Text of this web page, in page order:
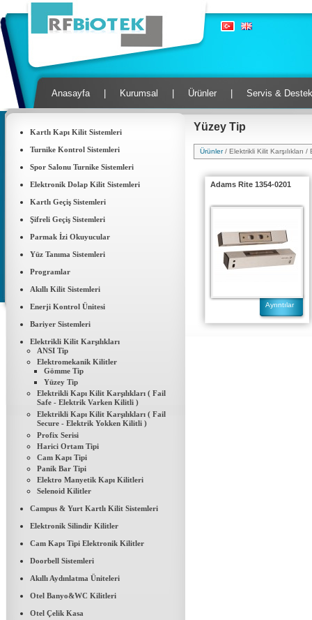
Anasayfa| Kurumsal Ürünler Servis & Destek
Kartlı Kapı Kilit Sistemleri
Turnike Kontrol Sistemleri
Spor Salonu Turnike Sistemleri
Elektronik Dolap Kilit Sistemleri
Kartlı Geçiş Sistemleri
Şifreli Geçiş Sistemleri
Parmak İzi Okuyucular
Yüz Tanıma Sistemleri
Programlar
Akıllı Kilit Sistemleri
Enerji Kontrol Ünitesi
Bariyer Sistemleri
Elektrikli Kilit Karşılıkları
ANSI Tip
Elektromekanik Kilitler
Gömme Tip
Yüzey Tip
Elektrikli Kapı Kilit Karşılıkları ( Fail
Safe - Elektrik Varken Kilitli )
Elektrikli Kapı Kilit Karşılıkları ( Fail
Secure - Elektrik Yokken Kilitli )
Profix Serisi
Harici Ortam Tipi
Cam Kapı Tipi
Panik Bar Tipi
Elektro Manyetik Kapı Kilitleri
Selenoid Kilitler
Campus & Yurt Kartlı Kilit Sistemleri
Elektronik Silindir Kilitler
Cam Kapı Tipi Elektronik Kilitler
Doorbell Sistemleri
Akıllı Aydınlatma Üniteleri
Otel Banyo&WC Kilitleri
Otel Çelik Kasa
Yüzey Tip
Ürünler/ Elektrikli Kilit Karşılıkları
Adams Rite 1354-0201
Ayrıntılar